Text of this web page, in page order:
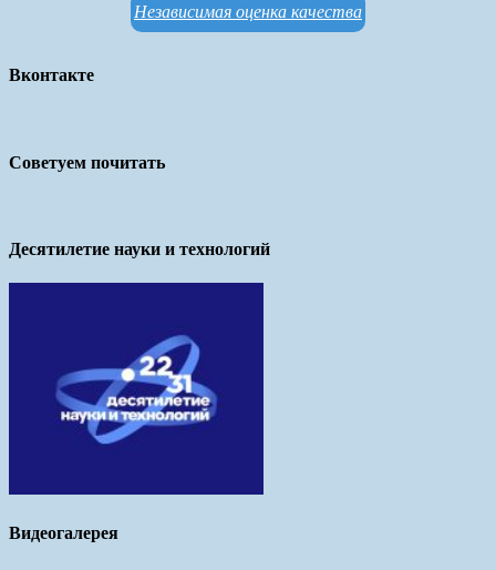
Независимая оценка качества
Вконтакте
Советуем почитать
Десятилетие науки и технологий
Видеогалерея